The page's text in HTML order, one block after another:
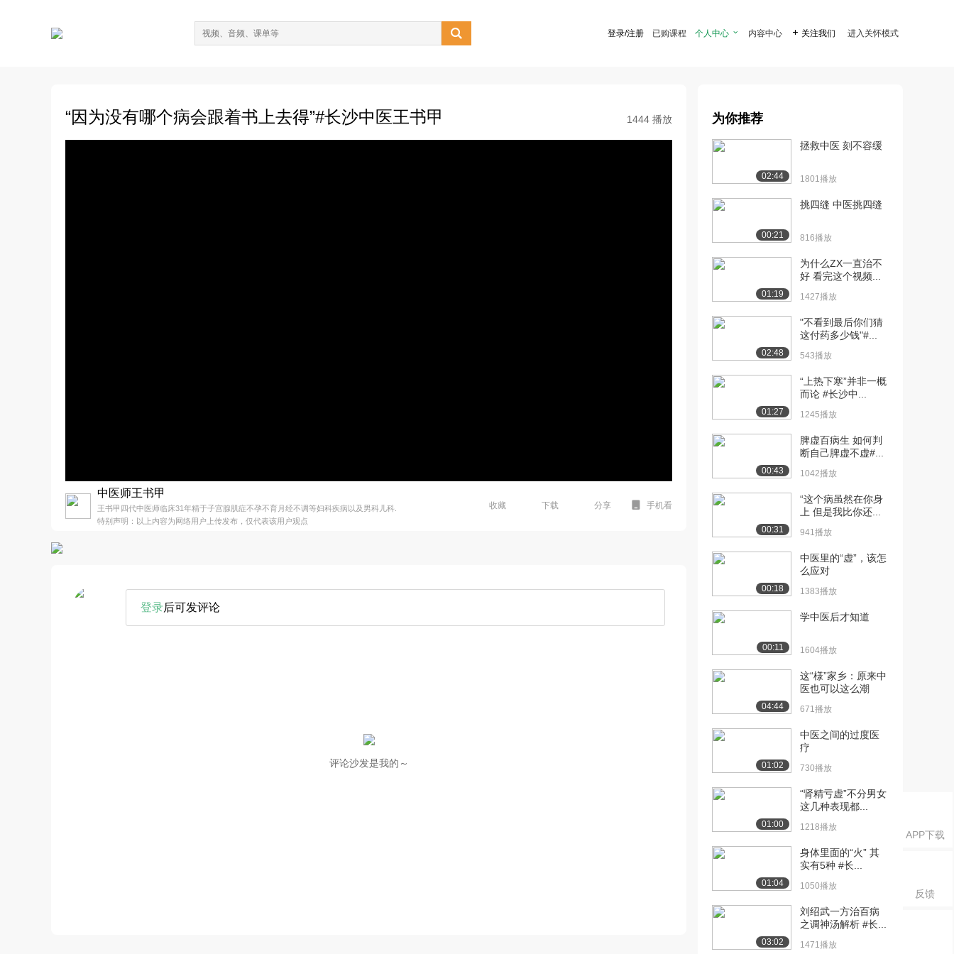
 登录/注册 已购课程 个人中心  内容中心  关注我们 进入关怀模式
APP下载
反馈
“因为没有哪个病会跟着书上去得”#长沙中医王书甲 1444 播放
中医师王书甲
王书甲四代中医师临床31年精于子宫腺肌症不孕不育月经不调等妇科疾病以及男科儿科.
特别声明：以上内容为网络用户上传发布，仅代表该用户观点
收藏 下载 分享 手机看
登录后可发评论
评论沙发是我的～
为你推荐
02:44
拯救中医 刻不容缓
1801播放
00:21
挑四缝 中医挑四缝
816播放
01:19
为什么ZX一直治不
好 看完这个视频...
1427播放
02:48
"不看到最后你们猜
这付药多少钱"#...
543播放
01:27
“上热下寒”并非一概
而论 #长沙中...
1245播放
00:43
脾虚百病生 如何判
断自己脾虚不虚#...
1042播放
00:31
“这个病虽然在你身
上 但是我比你还...
941播放
00:18
中医里的“虚”，该怎
么应对
1383播放
00:11
学中医后才知道
1604播放
04:44
这“様”家乡：原来中
医也可以这么潮
671播放
01:02
中医之间的过度医
疗
730播放
01:00
“肾精亏虚”不分男女
这几种表现都...
1218播放
01:04
身体里面的“火” 其
实有5种 #长...
1050播放
03:02
刘绍武一方治百病
之调神汤解析 #长...
1471播放